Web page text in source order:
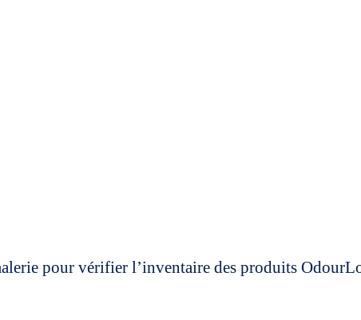
pour vérifier l’inventaire des produits